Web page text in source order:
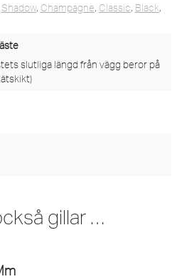
Shadow, Champagne, Classic, Black,
slutliga längd från vägg beror på
gillar …